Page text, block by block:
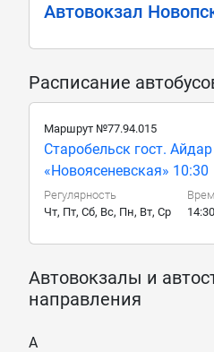
Автовокзал
Расписание
Маршрут №77.94.015
Старобельск гост.
«Новоясеневская» 10:30
Регулярность
Чт, Пт, Сб, Вс, Пн, Вт, Ср
14:30
Автовокзалы и
направления
А